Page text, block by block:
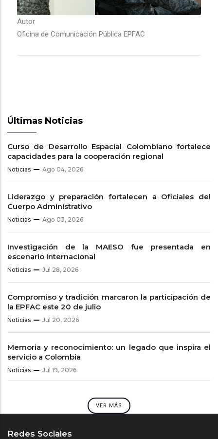
Autor
Oficina de Comunicación Pública EPFAC
Últimas Noticias
Curso de Desarrollo Espacial Colombiano fortalece
capacidades para la cooperación regional
Noticias Ago 04, 2026
Liderazgo y preparación fortalecen a Oficiales del
Cuerpo Administrativo
Noticias Ago 03, 2026
Investigación de la MAESO fue presentada en
escenario internacional
Noticias Jul 28, 2026
Compromiso y tradición marcaron la participación de
la EPFAC este 20 de julio
Noticias Jul 20, 2026
Memoria y reconocimiento: un legado que inspira el
servicio a Colombia
Noticias Jul 19, 2026
VER MÁS
Redes Sociales